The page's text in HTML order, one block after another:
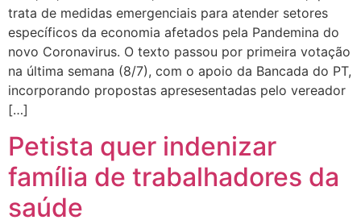
trata de medidas emergenciais para atender setores
específicos da economia afetados pela Pandemina do
novo Coronavirus. O texto passou por primeira votação
na última semana (8/7), com o apoio da Bancada do PT,
incorporando propostas apresesentadas pelo vereador
[…]
Petista quer indenizar
família de trabalhadores da
saúde